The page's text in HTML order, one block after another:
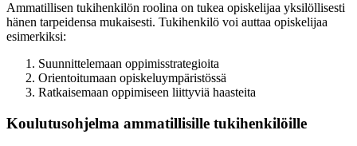
Ammatillisen tukihenkilön roolina on tukea opiskelijaa yksilöllisesti
hänen tarpeidensa mukaisesti. Tukihenkilö voi auttaa opiskelijaa
esimerkiksi:
Suunnittelemaan oppimisstrategioita
Orientoitumaan opiskeluympäristössä
Ratkaisemaan oppimiseen liittyviä haasteita
Koulutusohjelma ammatillisille tukihenkilöille